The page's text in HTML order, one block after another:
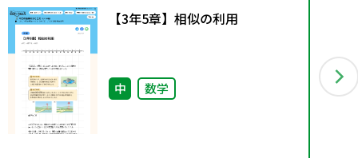
【3年5章】相似の利用
中 数学